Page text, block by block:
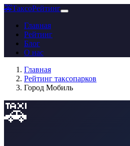
🚕ТаксоРейтинг
Главная
Рейтинг
Блог
О нас
Главная
Рейтинг таксопарков
Город Мобиль
🚕